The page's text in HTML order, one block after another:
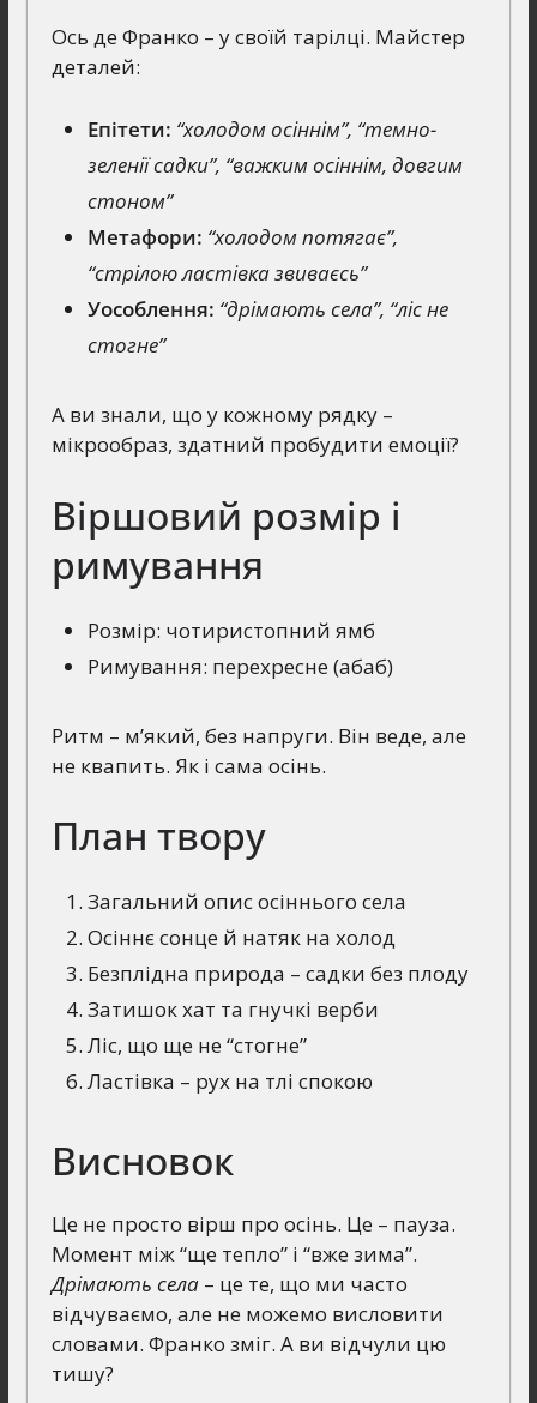
Ось де Франко – у своїй тарілці. Майстер
деталей:
Епітети: “холодом осіннім”, “темно-
зеленії садки”, “важким осіннім, довгим
стоном”
Метафори: “холодом потягає”,
“стрілою ластівка звиваєсь”
Уособлення: “дрімають села”, “ліс не
стогне”
А ви знали, що у кожному рядку –
мікрообраз, здатний пробудити емоції?
Віршовий розмір і
римування
Розмір: чотиристопний ямб
Римування: перехресне (абаб)
Ритм – м’який, без напруги. Він веде, але
не квапить. Як і сама осінь.
План твору
Загальний опис осіннього села
Осіннє сонце й натяк на холод
Безплідна природа – садки без плоду
Затишок хат та гнучкі верби
Ліс, що ще не “стогне”
Ластівка – рух на тлі спокою
Висновок
Це не просто вірш про осінь. Це – пауза.
Момент між “ще тепло” і “вже зима”.
Дрімають села– це те, що ми часто
відчуваємо, але не можемо висловити
словами. Франко зміг. А ви відчули цю
тишу?